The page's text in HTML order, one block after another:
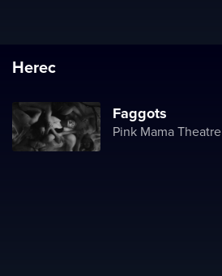
Herec
Faggots
Pink Mama Theatre